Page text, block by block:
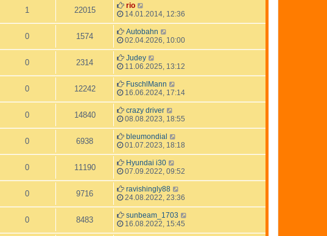
1 22015
rio
14.01.2014, 12:36
0 1574
Autobahn
02.04.2026, 10:00
0 2314
Judey
11.06.2025, 13:12
0 12242
FuschlMann
16.06.2024, 17:14
0 14840
crazy driver
08.08.2023, 18:55
0 6938
bleumondial
01.07.2023, 18:18
0 11190
Hyundai i30
07.09.2022, 09:52
0 9716
ravishingly88
24.08.2022, 23:36
0 8483
sunbeam_1703
16.08.2022, 15:45